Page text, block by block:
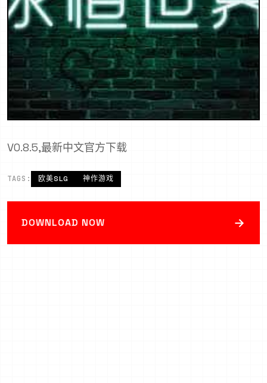
V0.8.5,最新中文官方下载
TAGS: 欧美SLG 神作游戏
DOWNLOAD NOW →